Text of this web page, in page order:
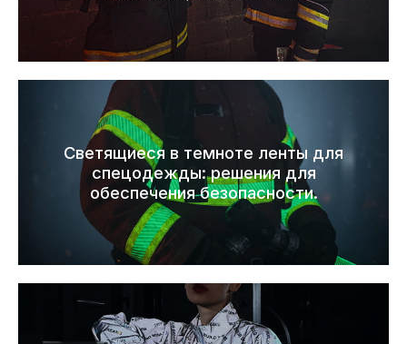
Светящиеся в темноте ленты для
спецодежды: решения для
обеспечения безопасности.